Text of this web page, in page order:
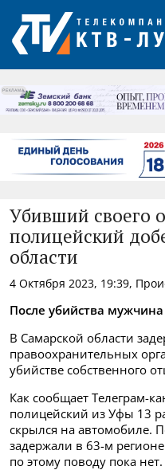
РЕКЛАМА
Убивший своего
полицейский
области
4 Октября 2023, 19:39,
После убийства мужчина
В Самарской области
правоохранительных
убийстве собственного
Как сообщает Телеграм-
полицейский из Уфы 13
скрылся на автомобиле.
задержали в 63-м
по этому поводу пока нет.